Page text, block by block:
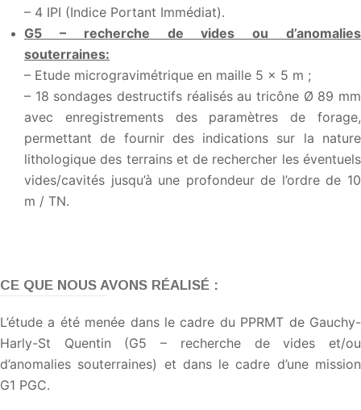
– 4 IPI (Indice Portant Immédiat).
G5 – recherche de vides ou d’anomalies
souterraines:
– Etude microgravimétrique en maille 5 x 5 m ;
– 18 sondages destructifs réalisés au tricône Ø 89 mm
avec enregistrements des paramètres de forage,
permettant de fournir des indications sur la nature
lithologique des terrains et de rechercher les éventuels
vides/cavités jusqu’à une profondeur de l’ordre de 10
m / TN.
CE QUE NOUS AVONS RÉALISÉ :
L’étude a été menée dans le cadre du PPRMT de Gauchy-
Harly-St Quentin (G5 – recherche de vides et/ou
d’anomalies souterraines) et dans le cadre d’une mission
G1 PGC.